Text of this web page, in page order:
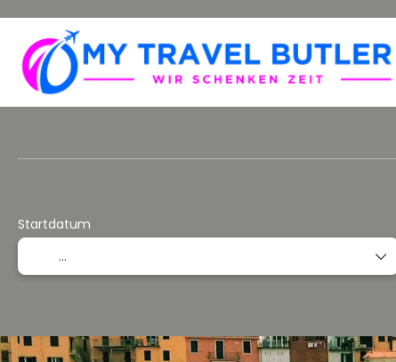
Startdatum